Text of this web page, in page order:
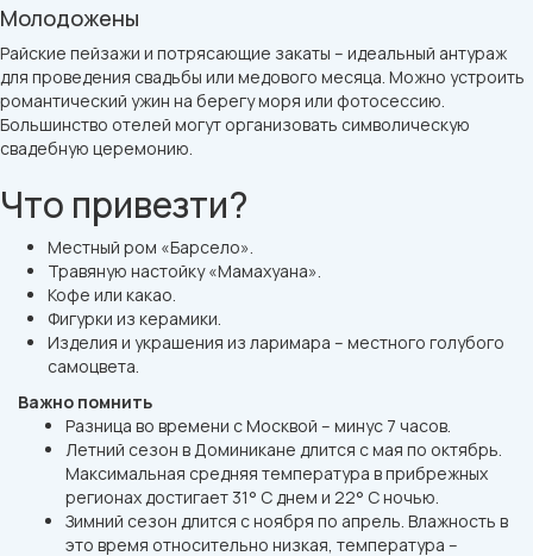
Молодожены
Райские пейзажи и потрясающие закаты – идеальный антураж
для проведения свадьбы или медового месяца. Можно устроить
романтический ужин на берегу моря или фотосессию.
Большинство отелей могут организовать символическую
свадебную церемонию.
Что привезти?
Местный ром «Барсело».
Травяную настойку «Мамахуана».
Кофе или какао.
Фигурки из керамики.
Изделия и украшения из ларимара – местного голубого
самоцвета.
Важно помнить
Разница во времени с Москвой – минус 7 часов.
Летний сезон в Доминикане длится с мая по октябрь.
Максимальная средняя температура в прибрежных
регионах достигает 31° C днем и 22° C ночью.
Зимний сезон длится с ноября по апрель. Влажность в
это время относительно низкая, температура –